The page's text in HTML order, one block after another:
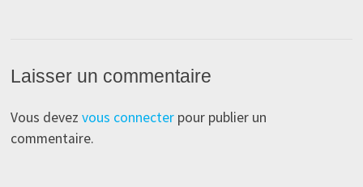
Laisser un commentaire
Vous devez vous connecterpour publier un
commentaire.